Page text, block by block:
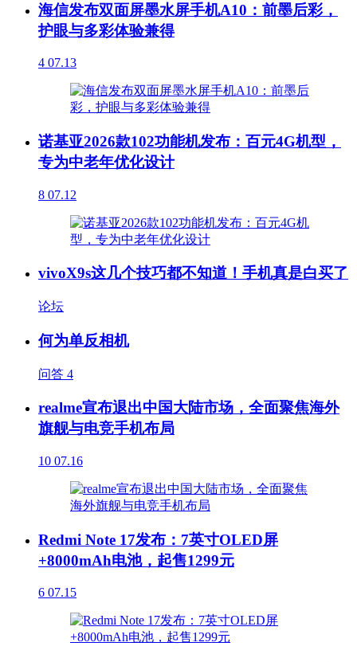
海信发布双面屏墨水屏手机A10：前墨后彩，
护眼与多彩体验兼得
4 07.13
诺基亚2026款102功能机发布：百元4G机型，
专为中老年优化设计
8 07.12
vivoX9s这几个技巧都不知道！手机真是白买了
论坛
何为单反相机
问答 4
realme宣布退出中国大陆市场，全面聚焦海外
旗舰与电竞手机布局
10 07.16
Redmi Note 17发布：7英寸OLED屏
+8000mAh电池，起售1299元
6 07.15